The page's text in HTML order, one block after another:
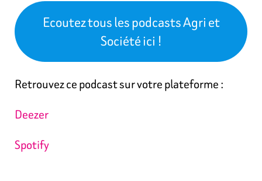
Ecoutez tous les podcasts Agri et
Société ici !
Retrouvez ce podcast sur votre plateforme :
Deezer
Spotify